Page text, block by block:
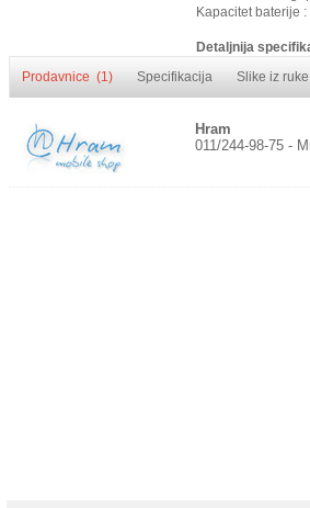
Kapacitet baterije
Detaljnija
Prodavnice (1)
Specifikacija Slike iz
Hram
011/244-98-75 -